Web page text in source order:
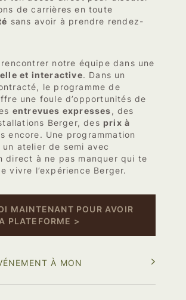
de carrières en toute
sans avoir à prendre rendez-
notre équipe dans une
et interactive. Dans un
le programme de
une foule d’opportunités de
entrevues expresses, des
Berger, des prix à
encore. Une programmation
atelier de semi avec
direct à ne pas manquer qui te
vivre l’expérience Berger.
MAINTENANT POUR AVOIR
PLATEFORME >
À MON